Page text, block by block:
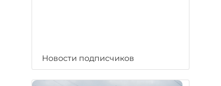
Новости подписчиков